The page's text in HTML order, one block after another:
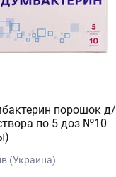
порошок д/
по 5 доз №10
(Украина)